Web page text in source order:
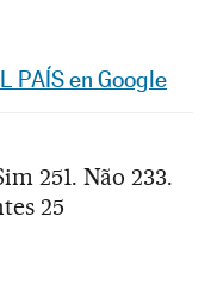
Sociales
PAÍS en Google
251. Não 233.
25